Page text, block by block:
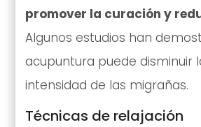
promover la curación y
Algunos estudios han
acupuntura puede disminuir
intensidad de las migrañas.
Técnicas de relajación